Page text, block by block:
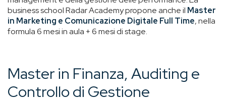
business school Radar Academy propone anche il Master
in Marketing e Comunicazione Digitale Full Time, nella
formula 6 mesi in aula + 6 mesi di stage.
Master in Finanza, Auditing e
Controllo di Gestione